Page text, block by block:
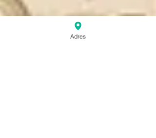
Adres